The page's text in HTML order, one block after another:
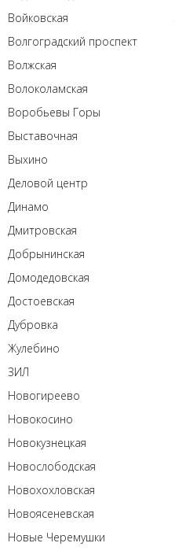
Войковская
Волгоградский проспект
Волжская
Волоколамская
Воробьевы Горы
Выставочная
Выхино
Деловой центр
Динамо
Дмитровская
Добрынинская
Домодедовская
Достоевская
Дубровка
Жулебино
ЗИЛ
Новогиреево
Новокосино
Новокузнецкая
Новослободская
Новохохловская
Новоясеневская
Новые Черемушки